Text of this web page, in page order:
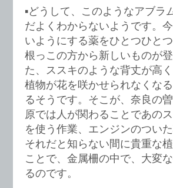
▪️どうして、このようなアブラ
だよくわからないようです。
いようにする薬をひとつひと
根っこの方から新しいものが
た、ススキのような背丈が高
植物が花を咲かせられなくな
るそうです。そこが、奈良の
原では人が関わることであの
を使う作業、エンジンのつい
それだと知らない間に貴重な
ことで、金属柵の中で、大変
るのです。